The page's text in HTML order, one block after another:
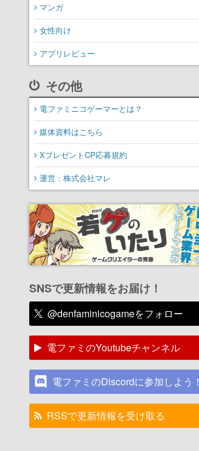
マンガ
女性向け
アプリレビュー
その他
電ファミニコゲーマーとは？
媒体資料はこちら
XプレゼントCP応募規約
運営：株式会社マレ
SNSで更新情報をお届け！
@denfaminicogameをフォロー
電ファミのYoutubeチャンネル
電ファミのDiscordに参加しよう！
RSSで更新情報を受け取る